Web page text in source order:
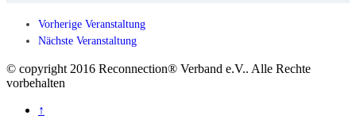
Vorherige Veranstaltung
Nächste Veranstaltung
© copyright 2016 Reconnection® Verband e.V.. Alle Rechte
vorbehalten
↑